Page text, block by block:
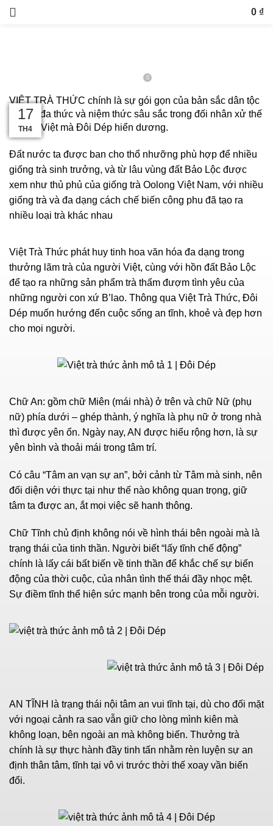
0 ₫
0
VIỆT TRÀ THỨC chính là sự gói gọn của bản sắc dân tộc
về tính đa thức và niệm thức sâu sắc trong đối nhân xử thế
của trà Việt mà Đôi Dép hiển dương.
Đất nước ta được ban cho thổ nhưỡng phù hợp để nhiều
giống trà sinh trưởng, và từ lâu vùng đất Bảo Lộc được
xem như thủ phủ của giống trà Oolong Việt Nam, với nhiều
giống trà và đa dạng cách chế biến công phu đã tạo ra
nhiều loại trà khác nhau
Việt Trà Thức phát huy tinh hoa văn hóa đa dạng trong
thưởng lãm trà của người Việt, cùng với hồn đất Bảo Lộc
để tạo ra những sản phẩm trà thấm đượm tình yêu của
những người con xứ B’lao. Thông qua Việt Trà Thức, Đôi
Dép muốn hướng đến cuộc sống an tĩnh, khoẻ và đẹp hơn
cho mọi người.
Chữ An: gồm chữ Miên (mái nhà) ở trên và chữ Nữ (phụ
nữ) phía dưới – ghép thành, ý nghĩa là phụ nữ ở trong nhà
thì được yên ổn. Ngày nay, AN được hiểu rộng hơn, là sự
yên bình và thoải mái trong tâm trí.
Có câu “Tâm an vạn sự an”, bởi cảnh từ Tâm mà sinh, nên
đối diện với thực tại như thế nào không quan trọng, giữ
tâm ta được an, ắt mọi việc sẽ hanh thông.
Chữ Tĩnh chủ định không nói về hình thái bên ngoài mà là
trạng thái của tinh thần. Người biết “lấy tĩnh chế động”
chính là lấy cái bất biến về tinh thần để khắc chế sự biến
động của thời cuộc, của nhân tình thế thái đầy nhọc mệt.
Sự điềm tĩnh thể hiện sức mạnh bên trong của mỗi người.
AN TĨNH là trạng thái nội tâm an vui tĩnh tại, dù cho đối mặt
với ngoại cảnh ra sao vẫn giữ cho lòng mình kiên mà
không loạn, bên ngoài an mà không biến. Thưởng trà
chính là sự thực hành đầy tinh tấn nhằm rèn luyện sự an
định thân tâm, tĩnh tại vô vi trước thời thế xoay vần biến
đổi.
21
TH5
22
TH6
13
TH6
22
TH5
18
TH5
13
TH5
17
TH4